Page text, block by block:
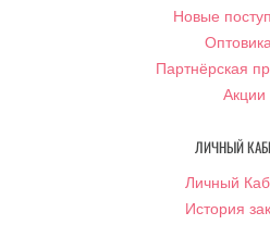
Новые
Партнёрская
Акции
ЛИЧНЫЙ
Личный
История